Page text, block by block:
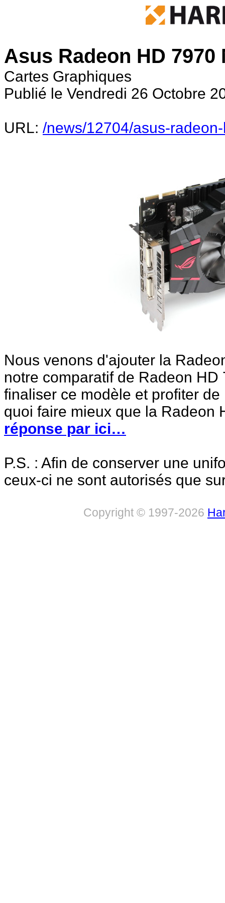
Asus Radeon HD
Cartes Graphiques
Publié le Vendredi 26 Octobre
URL: /news/12704/asus-
Nous venons d'ajouter la
notre comparatif de Radeon
finaliser ce modèle et profiter
quoi faire mieux que la Radeon
réponse par ici…
P.S. : Afin de conserver une
ceux-ci ne sont autorisés que
Copyright © 1997-2026